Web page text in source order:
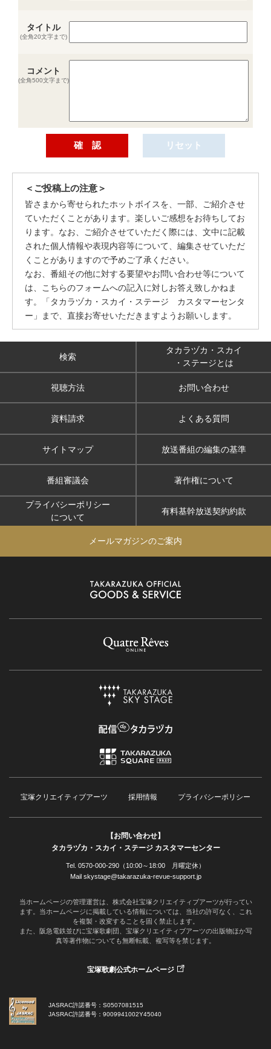
タイトル
(全角20文字まで)
コメント
(全角500文字まで)
＜ご投稿上の注意＞
皆さまから寄せられたホットボイスを、一部、ご紹介させ
ていただくことがあります。楽しいご感想をお待ちしてお
ります。なお、ご紹介させていただく際には、文中に記載
された個人情報や表現内容等について、編集させていただ
くことがありますので予めご了承ください。
なお、番組その他に対する要望やお問い合わせ等について
は、こちらのフォームへの記入に対しお答え致しかねま
す。「タカラヅカ・スカイ・ステージ カスタマーセンタ
ー」まで、直接お寄せいただきますようお願いします。
検索
タカラヅカ・スカイ
・ステージとは
視聴方法 お問い合わせ
資料請求 よくある質問
サイトマップ 放送番組の編集の基準
番組審議会 著作権について
プライバシーポリシー
について
有料基幹放送契約約款
メールマガジンのご案内
宝塚クリエイティブアーツ 採用情報 プライバシーポリシー
【お問い合わせ】
タカラヅカ・スカイ・ステージ カスタマーセンター
Tel. 0570-000-290（10:00～18:00 月曜定休）
Mail skystage@takarazuka-revue-support.jp
当ホームページの管理運営は、株式会社宝塚クリエイティブアーツが行ってい
ます。当ホームページに掲載している情報については、当社の許可なく、これ
を複製・改変することを固く禁止します。
また、阪急電鉄並びに宝塚歌劇団、宝塚クリエイティブアーツの出版物ほか写
真等著作物についても無断転載、複写等を禁じます。
宝塚歌劇公式ホームページ
JASRAC許諾番号：S0507081515
JASRAC許諾番号：9009941002Y45040